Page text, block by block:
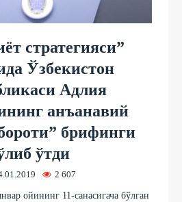
стратегияси”
Ўзбекистон
Адлия
анъанавий
брифинги
ўтди
2 607
ойининг 11-санасигача бўлган